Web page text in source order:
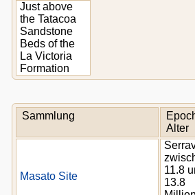
Just above
the Tatacoa
Sandstone
Beds of the
La Victoria
Formation
Sammlung
Alter
Masato Site
11.8
13.8